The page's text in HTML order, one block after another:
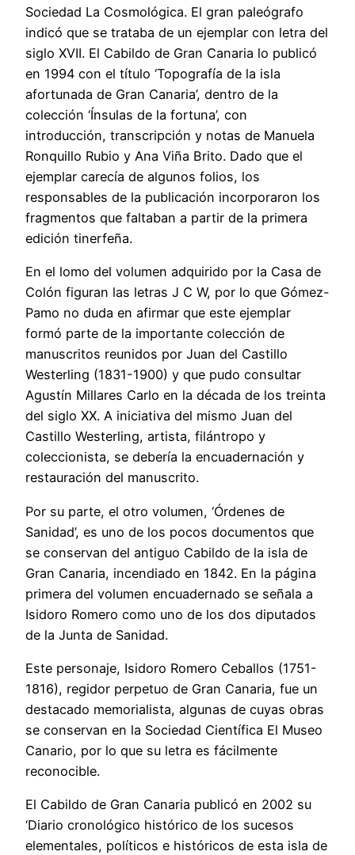
Sociedad La Cosmológica. El gran paleógrafo
indicó que se trataba de un ejemplar con letra del
siglo XVII. El Cabildo de Gran Canaria lo publicó
en 1994 con el título ‘Topografía de la isla
afortunada de Gran Canaria’, dentro de la
colección ‘Ínsulas de la fortuna’, con
introducción, transcripción y notas de Manuela
Ronquillo Rubio y Ana Viña Brito. Dado que el
ejemplar carecía de algunos folios, los
responsables de la publicación incorporaron los
fragmentos que faltaban a partir de la primera
edición tinerfeña.
En el lomo del volumen adquirido por la Casa de
Colón figuran las letras J C W, por lo que Gómez-
Pamo no duda en afirmar que este ejemplar
formó parte de la importante colección de
manuscritos reunidos por Juan del Castillo
Westerling (1831-1900) y que pudo consultar
Agustín Millares Carlo en la década de los treinta
del siglo XX. A iniciativa del mismo Juan del
Castillo Westerling, artista, filántropo y
coleccionista, se debería la encuadernación y
restauración del manuscrito.
Por su parte, el otro volumen, ‘Órdenes de
Sanidad’, es uno de los pocos documentos que
se conservan del antiguo Cabildo de la isla de
Gran Canaria, incendiado en 1842. En la página
primera del volumen encuadernado se señala a
Isidoro Romero como uno de los dos diputados
de la Junta de Sanidad.
Este personaje, Isidoro Romero Ceballos (1751-
1816), regidor perpetuo de Gran Canaria, fue un
destacado memorialista, algunas de cuyas obras
se conservan en la Sociedad Científica El Museo
Canario, por lo que su letra es fácilmente
reconocible.
El Cabildo de Gran Canaria publicó en 2002 su
‘Diario cronológico histórico de los sucesos
elementales, políticos e históricos de esta isla de